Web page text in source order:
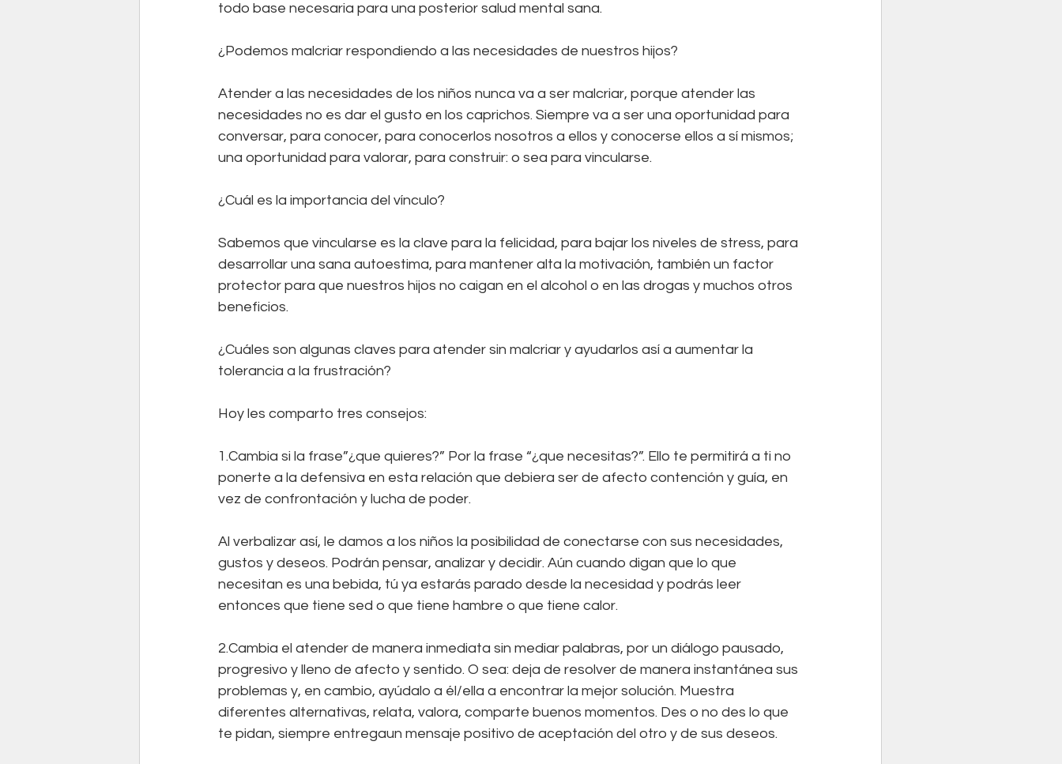
todo base necesaria para una posterior salud mental sana.
¿Podemos malcriar respondiendo a las necesidades de nuestros hijos?
Atender a las necesidades de los niños nunca va a ser malcriar, porque atender las
necesidades no es dar el gusto en los caprichos. Siempre va a ser una oportunidad para
conversar, para conocer, para conocerlos nosotros a ellos y conocerse ellos a sí mismos;
una oportunidad para valorar, para construir: o sea para vincularse.
¿Cuál es la importancia del vínculo?
Sabemos que vincularse es la clave para la felicidad, para bajar los niveles de stress, para
desarrollar una sana autoestima, para mantener alta la motivación, también un factor
protector para que nuestros hijos no caigan en el alcohol o en las drogas y muchos otros
beneficios.
¿Cuáles son algunas claves para atender sin malcriar y ayudarlos así a aumentar la
tolerancia a la frustración?
Hoy les comparto tres consejos:
1.Cambia si la frase”¿que quieres?” Por la frase “¿que necesitas?”. Ello te permitirá a ti no
ponerte a la defensiva en esta relación que debiera ser de afecto contención y guía, en
vez de confrontación y lucha de poder.
Al verbalizar así, le damos a los niños la posibilidad de conectarse con sus necesidades,
gustos y deseos. Podrán pensar, analizar y decidir. Aún cuando digan que lo que
necesitan es una bebida, tú ya estarás parado desde la necesidad y podrás leer
entonces que tiene sed o que tiene hambre o que tiene calor.
2.Cambia el atender de manera inmediata sin mediar palabras, por un diálogo pausado,
progresivo y lleno de afecto y sentido. O sea: deja de resolver de manera instantánea sus
problemas y, en cambio, ayúdalo a él/ella a encontrar la mejor solución. Muestra
diferentes alternativas, relata, valora, comparte buenos momentos. Des o no des lo que
te pidan, siempre entregaun mensaje positivo de aceptación del otro y de sus deseos.